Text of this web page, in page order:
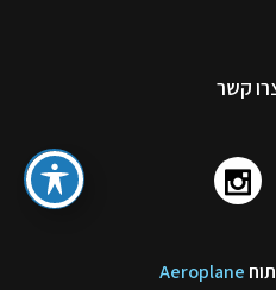
קשר
Aeroplane